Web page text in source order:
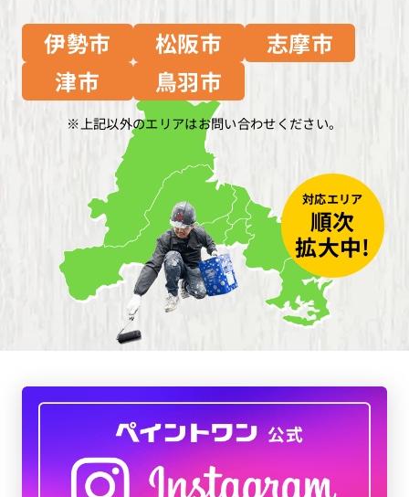
伊勢市 松阪市
志摩市
津市
鳥羽市
上記以外のエリアはお問い合わせください。
対応エリア
順次
拡大中!